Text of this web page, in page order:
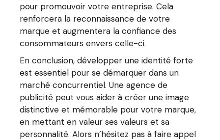
pour promouvoir votre entreprise. Cela
renforcera la reconnaissance de votre
marque et augmentera la confiance des
consommateurs envers celle-ci.
En conclusion, développer une identité forte
est essentiel pour se démarquer dans un
marché concurrentiel. Une agence de
publicité peut vous aider à créer une image
distinctive et mémorable pour votre marque,
en mettant en valeur ses valeurs et sa
personnalité. Alors n’hésitez pas à faire appel